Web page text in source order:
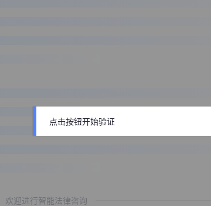
欢迎进行智能法律咨询
点击按钮开始验证